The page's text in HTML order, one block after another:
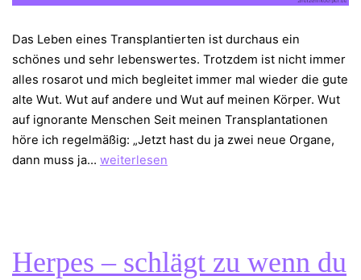
Das Leben eines Transplantierten ist durchaus ein
schönes und sehr lebenswertes. Trotzdem ist nicht immer
alles rosarot und mich begleitet immer mal wieder die gute
alte Wut. Wut auf andere und Wut auf meinen Körper. Wut
auf ignorante Menschen Seit meinen Transplantationen
höre ich regelmäßig: „Jetzt hast du ja zwei neue Organe,
dann muss ja… Wut
weiterlesen
Herpes – schlägt zu wenn du